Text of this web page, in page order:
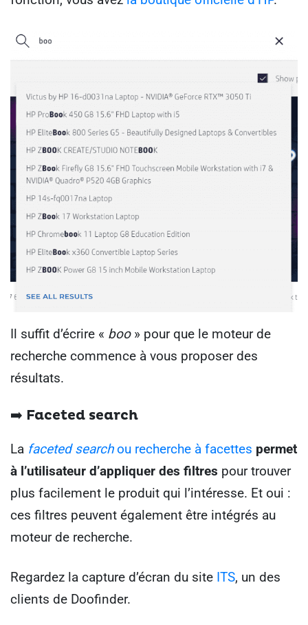
Il suffit d’écrire « boo» pour que le moteur de
recherche commence à vous proposer des
résultats.
➡️ Faceted search
La faceted searchou recherche à facettes permet
à l’utilisateur d’appliquer des filtres pour trouver
plus facilement le produit qui l’intéresse. Et oui :
ces filtres peuvent également être intégrés au
moteur de recherche.
Regardez la capture d’écran du site ITS, un des
clients de Doofinder.